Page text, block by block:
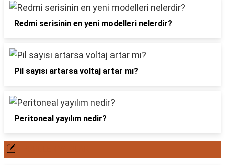
Redmi serisinin en yeni modelleri nelerdir?
Pil sayısı artarsa voltaj artar mı?
Peritoneal yayılım nedir?